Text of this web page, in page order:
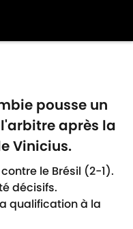
pousse un
après la
Vinicius.
le Brésil (2-1).
décisifs.
qualification à la